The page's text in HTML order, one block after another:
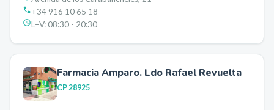
+34 916 10 65 18
L–V:08:30 - 20:30
Farmacia Amparo. Ldo Rafael Revuelta
CP28925